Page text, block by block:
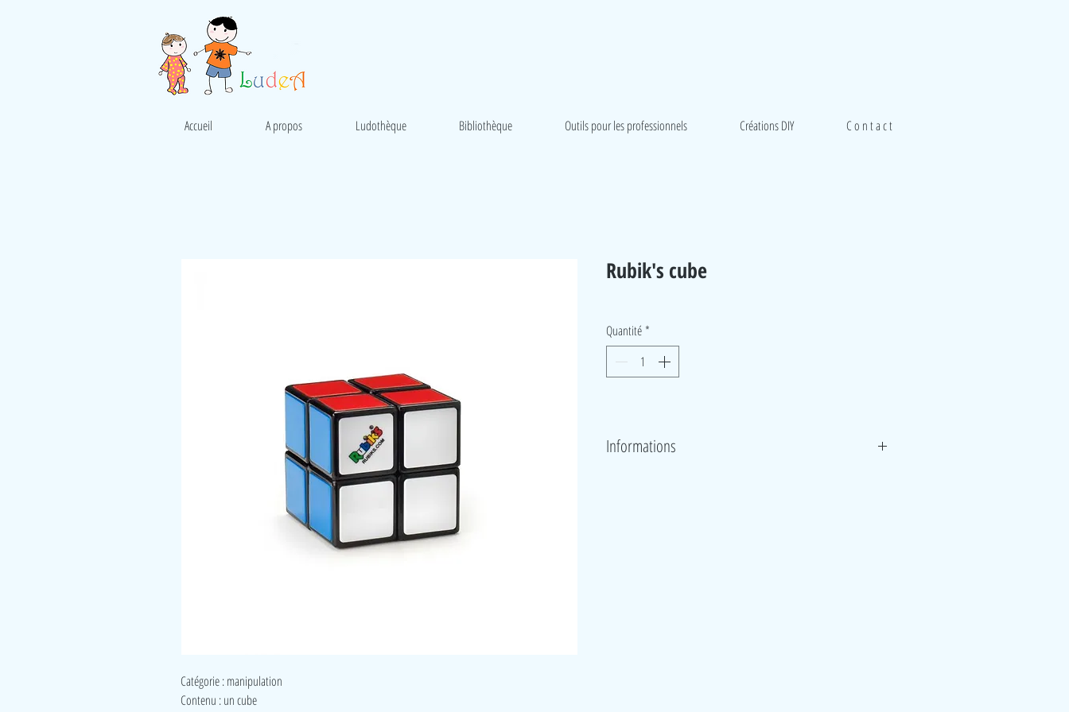
Accueil A propos Ludothèque Bibliothèque Outils pour les professionnels Créations DIY C o n t a c t
Catégorie : manipulation
Contenu : un cube
Rubik's cube
Quantité *
Informations